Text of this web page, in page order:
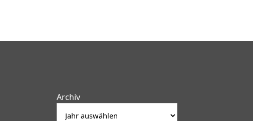
Archiv